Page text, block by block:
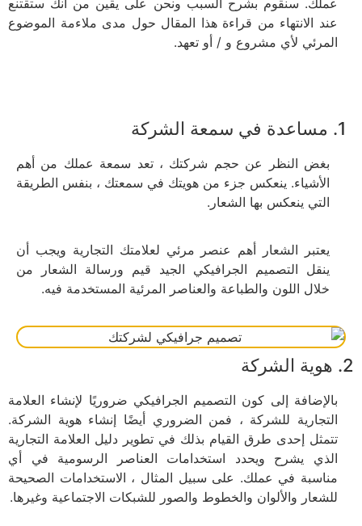
عملك. سنقوم بشرح السبب ونحن على يقين من أنك ستقتنع
عند الانتهاء من قراءة هذا المقال حول مدى ملاءمة الموضوع
المرئي لأي مشروع و / أو تعهد.
1. مساعدة في سمعة الشركة
بغض النظر عن حجم شركتك ، تعد سمعة عملك من أهم
الأشياء. ينعكس جزء من هويتك في سمعتك ، بنفس الطريقة
التي ينعكس بها الشعار.
يعتبر الشعار أهم عنصر مرئي لعلامتك التجارية ويجب أن
ينقل التصميم الجرافيكي الجيد قيم ورسالة الشعار من
خلال اللون والطباعة والعناصر المرئية المستخدمة فيه.
2. هوية الشركة
بالإضافة إلى كون التصميم الجرافيكي ضروريًا لإنشاء العلامة
التجارية للشركة ، فمن الضروري أيضًا إنشاء هوية الشركة.
تتمثل إحدى طرق القيام بذلك في تطوير دليل العلامة التجارية
الذي يشرح ويحدد استخدامات العناصر الرسومية في أي
مناسبة في عملك. على سبيل المثال ، الاستخدامات الصحيحة
للشعار والألوان والخطوط والصور للشبكات الاجتماعية وغيرها.